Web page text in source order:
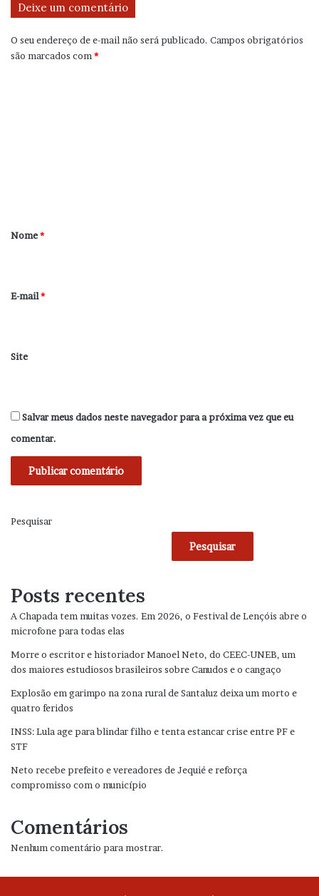
Deixe um comentário
O seu endereço de e-mail não será publicado. Campos obrigatórios
são marcados com*
r
*
Nome*
E-mail*
Site
Salvar meus dados neste navegador para a próxima vez que eu
comentar.
Pesquisar
Pesquisar
Posts recentes
A Chapada tem muitas vozes. Em 2026, o Festival de Lençóis abre o
microfone para todas elas
Morre o escritor e historiador Manoel Neto, do CEEC-UNEB, um
dos maiores estudiosos brasileiros sobre Canudos e o cangaço
Explosão em garimpo na zona rural de Santaluz deixa um morto e
quatro feridos
INSS: Lula age para blindar filho e tenta estancar crise entre PF e
STF
Neto recebe prefeito e vereadores de Jequié e reforça
compromisso com o município
Comentários
Nenhum comentário para mostrar.